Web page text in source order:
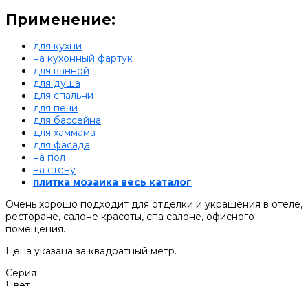
Применение:
для кухни
на кухонный фартук
для ванной
для душа
для спальни
для печи
для бассейна
для хаммама
для фасада
на пол
на стену
плитка мозаика весь каталог
Очень хорошо подходит для отделки и украшения в отеле,
ресторане, салоне красоты, спа салоне, офисного
помещения.
Цена указана за квадратный метр.
Серия